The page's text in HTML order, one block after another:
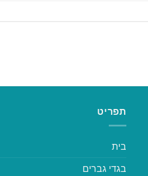
תפריט
בית
בגדי גברים